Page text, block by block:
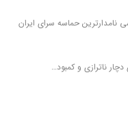
نامدارترین حماسه سرای ایران
ناترازی و کمبود…